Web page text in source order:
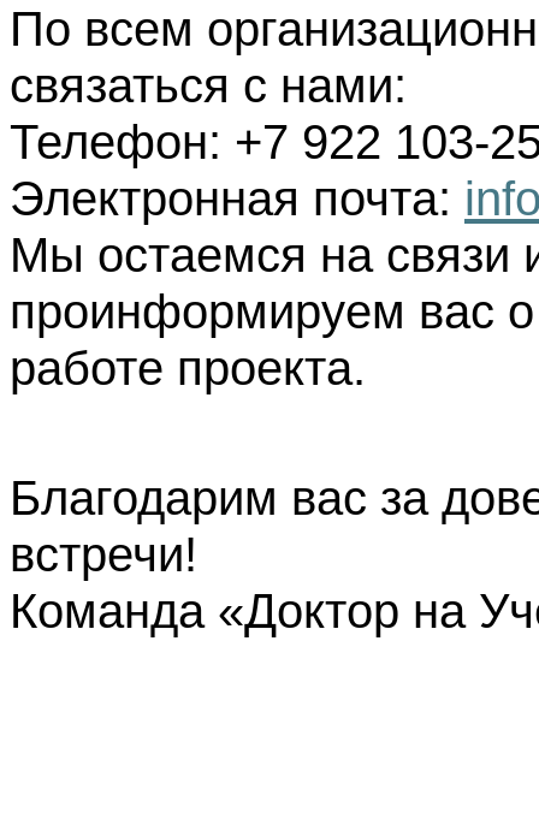
По всем
связаться с нами:
Телефон: +7 922 103-
Электронная почта:
Мы остаемся на связи
проинформируем вас
работе проекта.
Благодарим вас за
встречи!
Команда «Доктор на